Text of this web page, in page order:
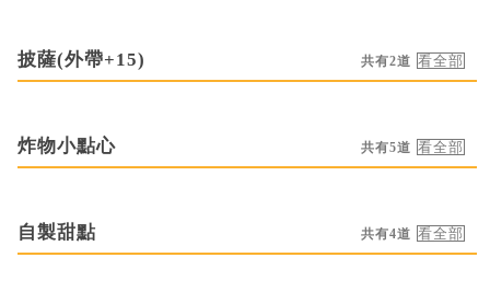
披薩(外帶+15) 共有2道
炸物小點心 共有5道
自製甜點 共有4道